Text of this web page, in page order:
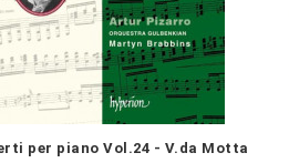
per piano Vol.24 - V.da Motta